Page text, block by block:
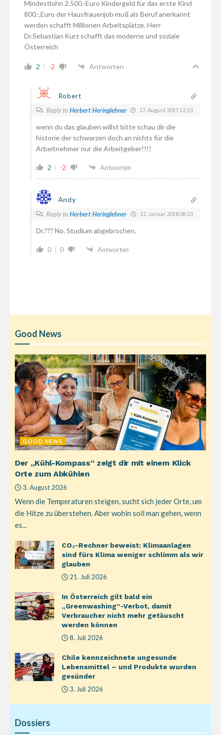
Mindestlohn 2.500.-Euro Kindergeld für das erste Kind
800.-,Euro der Hausfrauenjob muß als Beruf anerkannt
werden schafft Millionen Arbeitsplätze. Herr
Dr.Sebastian Kurz schafft das moderne und soziale
Österreich
2 -2 Antworten
Robert
Reply to Herbert Heringlehner 17. August 2017 12:13
wenn du das glauben willst bitte schau dir die
historie der schwarzen doch an nichts für die
Arbeitnehmer nur die Arbeitgeber!!!!
2 -2 Antworten
Andy
Reply to Herbert Heringlehner 12. Januar 2018 08:23
Dr.??? No. Studium abgebrochen.
0 0 Antworten
Good News
GOOD NEWS
Der „Kühl-Kompass“ zeigt dir mit einem Klick
Orte zum Abkühlen
3. August 2026
Wenn die Temperaturen steigen, sucht sich jeder Orte, um
die Hitze zu überstehen. Aber wohin soll man gehen, wenn
es...
CO₂-Rechner beweist: Klimaanlagen
sind fürs Klima weniger schlimm als wir
glauben
21. Juli 2026
In Österreich gilt bald ein
„Greenwashing“-Verbot, damit
Verbraucher nicht mehr getäuscht
werden können
8. Juli 2026
Chile kennzeichnete ungesunde
Lebensmittel – und Produkte wurden
gesünder
3. Juli 2026
Dossiers